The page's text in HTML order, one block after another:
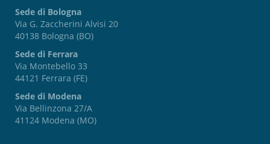
Sede di Bologna
Via G. Zaccherini Alvisi 20
40138 Bologna (BO)
Sede di Ferrara
Via Montebello 33
44121 Ferrara (FE)
Sede di Modena
Via Bellinzona 27/A
41124 Modena (MO)